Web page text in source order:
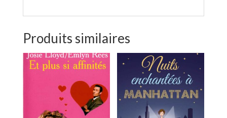
Produits similaires